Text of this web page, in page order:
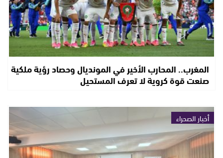
المغرب.. المحارب الأخير في المونديال وحصاد رؤية ملكية
صنعت قوة كروية لا تعرف المستحيل
أخبار الصحراء